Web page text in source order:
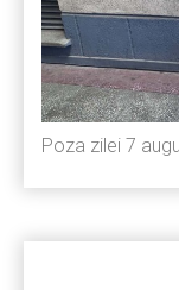
Poza zilei 7